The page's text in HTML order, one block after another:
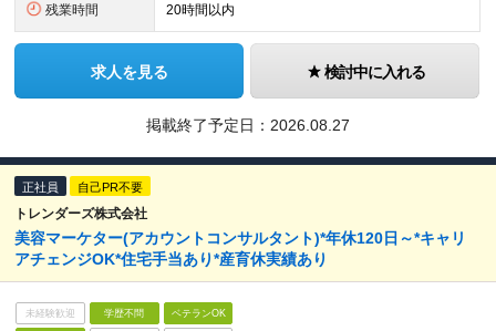
残業時間 20時間以内
求人を見る 検討中に入れる
掲載終了予定日： 2026.08.27
正社員 自己PR不要
トレンダーズ株式会社
美容マーケター(アカウントコンサルタント)*年休120日～*キャリ
アチェンジOK*住宅手当あり*産育休実績あり
未経験歓迎 学歴不問 ベテランOK